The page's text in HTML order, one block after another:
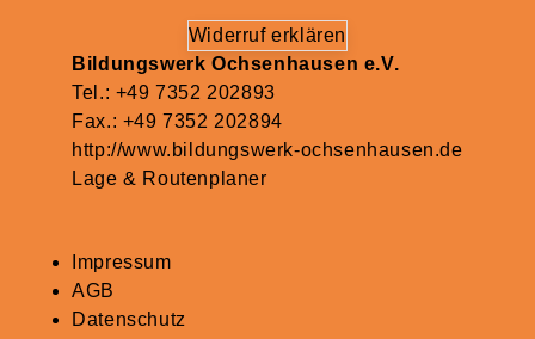
Widerruf erklären
Bildungswerk Ochsenhausen e.V.
Tel.: +49 7352 202893
Fax.: +49 7352 202894
http://www.bildungswerk-ochsenhausen.de
Lage & Routenplaner
Impressum
AGB
Datenschutz